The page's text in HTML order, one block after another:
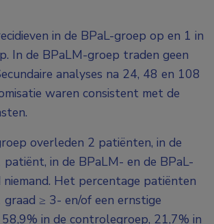
in de BPaL-groep op en 1 in
In de BPaLM-groep traden geen
analyses na 24, 48 en 108
waren consistent met de
overleden 2 patiënten, in de
patiënt, in de BPaLM- en de BPaL-
Het percentage patiënten
≥ 3- en/of een ernstige
in de controlegroep, 21,7% in